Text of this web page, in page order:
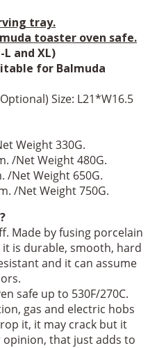
tray.
toaster oven safe.
and XL)
for Balmuda
Size: L21*W16.5
Weight 330G.
/Net Weight 480G.
/Net Weight 650G.
/Net Weight 750G.
Made by fusing porcelain
is durable, smooth, hard
and it can assume
safe up to 530F/270C.
gas and electric hobs
it, it may crack but it
that just adds to